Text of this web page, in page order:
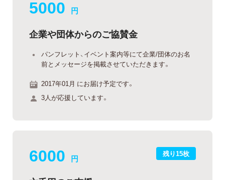
5000 円
企業や団体からのご協賛金
パンフレット、イベント案内等にて企業/団体のお名
前とメッセージを掲載させていただきます。
2017年01月 にお届け予定です。
3人が応援しています。
残り15枚
6000 円